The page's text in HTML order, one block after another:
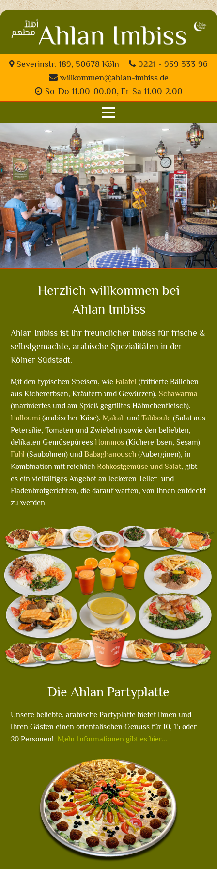
Severinstr. 189, 50678 Köln
0221 - 959 333 96
willkommen@ahlan-imbiss.de
So-Do 11.00-00.00, Fr-Sa 11.00-2.00
Herzlich willkommen bei
Ahlan Imbiss
Ahlan Imbiss ist Ihr freundlicher Imbiss für frische &
selbstgemachte, arabische Spezialitäten in der
Kölner Südstadt.
Mit den typischen Speisen, wieFalafel (frittierte Bällchen
aus Kichererbsen, Kräutern und Gewürzen), Schawarma
(mariniertes und am Spieß gegrilltes Hähnchenfleisch),
Halloumi (arabischer Käse), Makali undTabboule (Salat aus
Petersilie, Tomaten und Zwiebeln) sowie den beliebten,
delikaten GemüsepüreesHommos(Kichererbsen, Sesam),
Fuhl (Saubohnen) undBabaghanousch(Auberginen), in
Kombination mit reichlichRohkostgemüse und Salat, gibt
es ein vielfältiges Angebot an leckeren Teller- und
Fladenbrotgerichten, die darauf warten, von Ihnen entdeckt
zu werden.
Die Ahlan Partyplatte
Unsere beliebte, arabische Partyplatte bietet Ihnen und
Ihren Gästen einen orientalischen Genuss für 10, 15 oder
20 Personen! Mehr Informationen gibt es hier...